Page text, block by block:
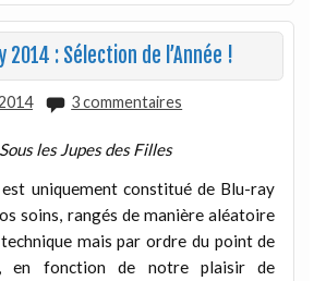
2014 : Sélection de l’Année !
3 commentaires
les Jupes des Filles
uniquement constitué de Blu-ray
soins, rangés de manière aléatoire
mais par ordre du point de
en fonction de notre plaisir de